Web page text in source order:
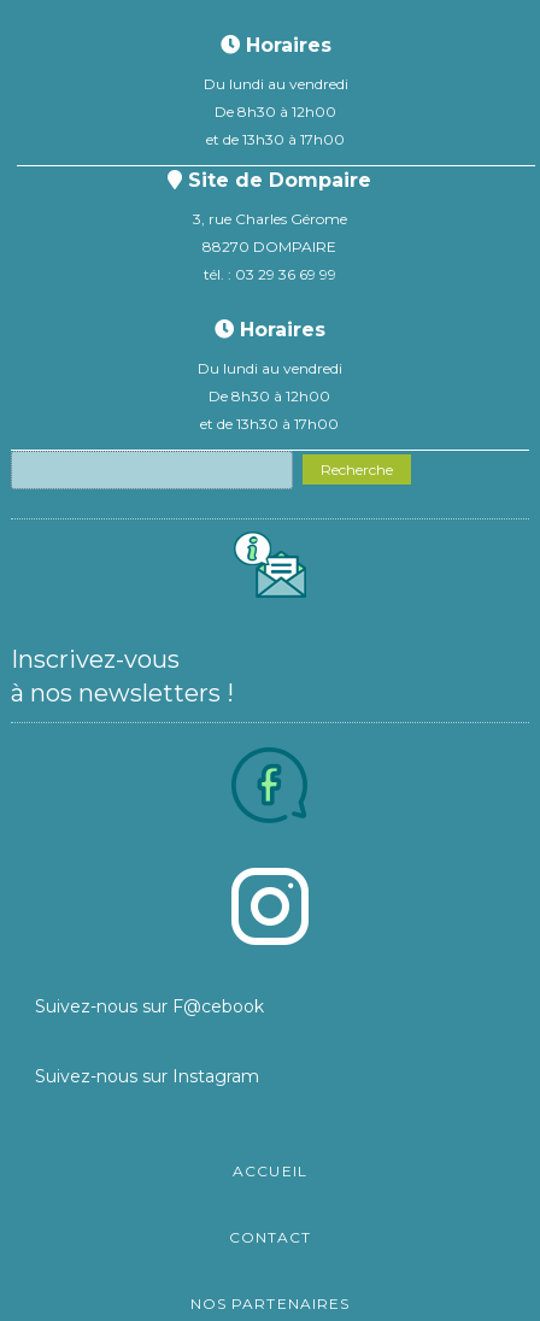
Horaires
Du lundi au vendredi
De 8h30 à 12h00
et de 13h30 à 17h00
Site de Dompaire
3, rue Charles Gérome
88270 DOMPAIRE
tél. : 03 29 36 69 99
Horaires
Du lundi au vendredi
De 8h30 à 12h00
et de 13h30 à 17h00
Recherche
Inscrivez-vous
à nos newsletters !
Suivez-nous sur F@cebook
Suivez-nous sur Instagram
ACCUEIL
CONTACT
NOS PARTENAIRES